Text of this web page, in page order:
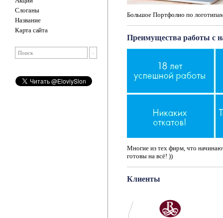
Слоганы
Название
Карта сайта
Большое Портфолио по
Преимущества работы с
Многие из тех фирм, что
готовы на всё! ))
Клиенты